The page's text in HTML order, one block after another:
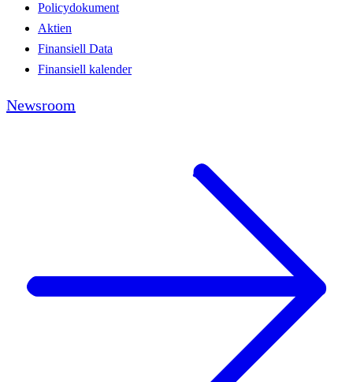
Policydokument
Aktien
Finansiell Data
Finansiell kalender
Newsroom